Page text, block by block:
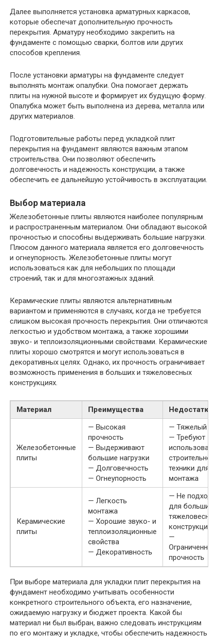
Далее выполняется установка арматурных каркасов,
которые обеспечат дополнительную прочность
перекрытия. Арматуру необходимо закрепить на
фундаменте с помощью сварки, болтов или других
способов крепления.
После установки арматуры на фундаменте следует
выполнять монтаж опалубки. Она помогает держать
плиты на нужной высоте и формирует их будущую форму.
Опалубка может быть выполнена из дерева, металла или
других материалов.
Подготовительные работы перед укладкой плит
перекрытия на фундамент являются важным этапом
строительства. Они позволяют обеспечить
долговечность и надежность конструкции, а также
обеспечить ее дальнейшую устойчивость в эксплуатации.
Выбор материала
Железобетонные плиты являются наиболее популярным
и распространенным материалом. Они обладают высокой
прочностью и способны выдерживать большие нагрузки.
Плюсом данного материала является его долговечность
и огнеупорность. Железобетонные плиты могут
использоваться как для небольших по площади
строений, так и для многоэтажных зданий.
Керамические плиты являются альтернативным
вариантом и применяются в случаях, когда не требуется
слишком высокая прочность перекрытия. Они отличаются
легкостью и удобством монтажа, а также хорошими
звуко- и теплоизоляционными свойствами. Керамические
плиты хорошо смотрятся и могут использоваться в
декоративных целях. Однако, их прочность ограничивает
возможность применения в больших и тяжеловесных
конструкциях.
Материал Преимущества Недостатки
Железобетонные
плиты
— Высокая
прочность
— Выдерживают
большие нагрузки
— Долговечность
— Огнеупорность
— Тяжелый
— Требуют
строительной
техники для
монтажа
Керамические
плиты
— Легкость
монтажа
— Хорошие звуко- и
теплоизоляционные
свойства
— Декоративность
— Не
для больших и
тяжеловесных
конструкций
—
Ограниченная
прочность
При выборе материала для укладки плит перекрытия на
фундамент необходимо учитывать особенности
конкретного строительного объекта, его назначение,
ожидаемую нагрузку и бюджет проекта. Какой бы
материал ни был выбран, важно следовать инструкциям
по его монтажу и укладке, чтобы обеспечить надежность